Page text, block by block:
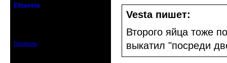
Elizaveta
Профиль
Vesta пишет:
Второго яйца тоже
выкатил "посреди